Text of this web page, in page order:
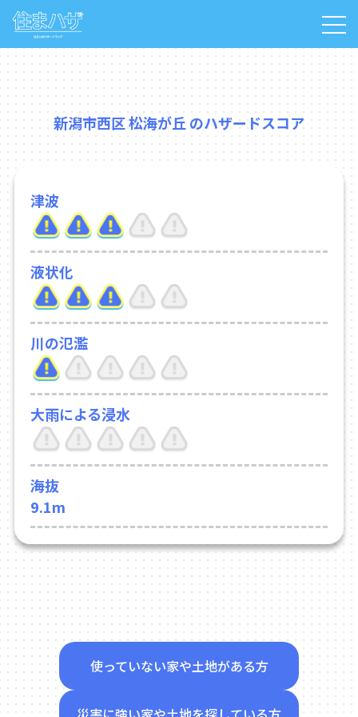
新潟市西区 松海が丘 のハザードスコア
津波
液状化
川の氾濫
大雨による浸水
海抜
9.1m
使っていない家や土地がある方